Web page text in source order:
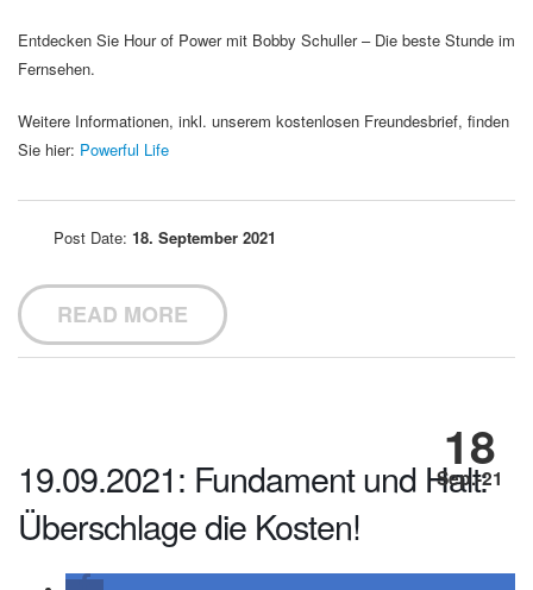
Entdecken Sie Hour of Power mit Bobby Schuller – Die beste Stunde im
Fernsehen.
Weitere Informationen, inkl. unserem kostenlosen Freundesbrief, finden
Sie hier: Powerful Life
Post Date: 18. September 2021
READ MORE
18
Sep.-21
19.09.2021: Fundament und Halt:
Überschlage die Kosten!